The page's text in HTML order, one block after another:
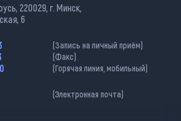
220029, г. Минск,
6
(Запись на личный приём)
(Факс)
(Горячая линия, мобильный)
(Электронная почта)